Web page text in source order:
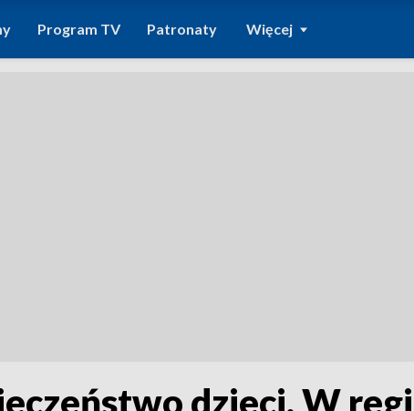
Program TV Patronaty Więcej
dzieci. W